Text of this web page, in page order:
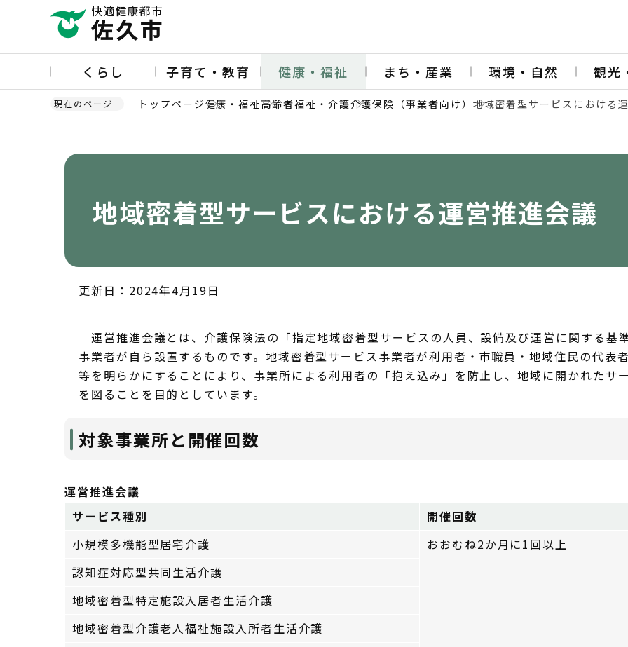
ー
の
くらし 子育て・教育 健康・福祉 まち・産業 環境・自然 観光
現在のページ トップページ健康・福祉高齢者福祉・介護介護保険（事業者向け） 地域密着型サービスにおける
地域密着型サービスにおける運営推進会議
更新日：2024年4月19日
運営推進会議とは、介護保険法の「指定地域密着型サービスの人員、設備及び運営に関する基
事業者が自ら設置するものです。地域密着型サービス事業者が利用者・市職員・地域住民の代表
等を明らかにすることにより、事業所による利用者の「抱え込み」を防止し、地域に開かれたサ
を図ることを目的としています。
対象事業所と開催回数
運営推進会議
サービス種別
開催回数
小規模多機能型居宅介護
おおむね2か月に1回以上
認知症対応型共同生活介護
地域密着型特定施設入居者生活介護
地域密着型介護老人福祉施設入所者生活介護